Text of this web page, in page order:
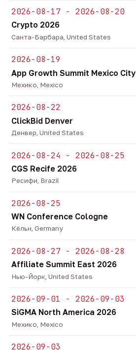
2026-08-17 - 2026-08-20
Crypto 2026
Санта-Барбара, United States
2026-08-19
App Growth Summit Mexico City
Мехико, Mexico
2026-08-22
ClickBid Denver
Денвер, United States
2026-08-24 - 2026-08-25
CGS Recife 2026
Ресифи, Brazil
2026-08-25
WN Conference Cologne
Кёльн, Germany
2026-08-27 - 2026-08-28
Affiliate Summit East 2026
Нью-Йорк, United States
2026-09-01 - 2026-09-03
SiGMA North America 2026
Мехико, Mexico
2026-09-03